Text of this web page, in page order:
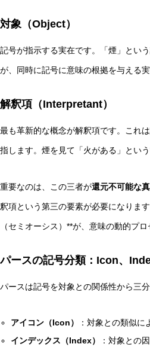
対象（Object）
記号が指示する実在です。「煙」とい
が、同時に記号に意味の根拠を与える実
解釈項（Interpretant）
最も革新的な概念が解釈項です。これ
指します。煙を見て「火がある」とい
重要なのは、この三者が還元不可能な
釈項という第三の要素が必要になりま
（セミオーシス）**が、意味の動的プロ
パースの記号分類：Icon、
パースは記号を対象との関係性から三分
アイコン（Icon）
：対象との類似
インデックス（Index）
：対象との